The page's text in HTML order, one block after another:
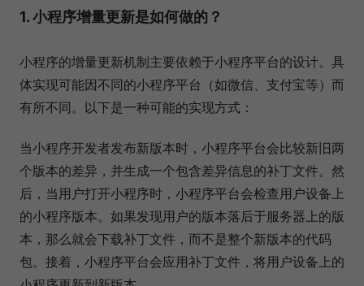
1. 小程序增量更新是如何做的？
小程序的增量更新机制主要依赖于小程序平台的设计。具
体实现可能因不同的小程序平台（如微信、支付宝等）而
有所不同。以下是一种可能的实现方式：
当小程序开发者发布新版本时，小程序平台会比较新旧两
个版本的差异，并生成一个包含差异信息的补丁文件。然
后，当用户打开小程序时，小程序平台会检查用户设备上
的小程序版本。如果发现用户的版本落后于服务器上的版
本，那么就会下载补丁文件，而不是整个新版本的代码
包。接着，小程序平台会应用补丁文件，将用户设备上的